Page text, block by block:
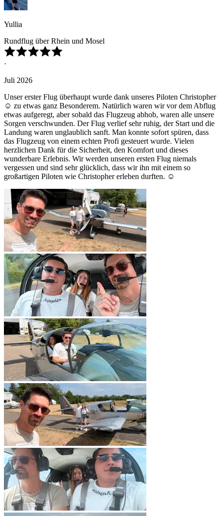
Yullia
Rundflug über Rhein und Mosel
·
Juli 2026
Unser erster Flug überhaupt wurde dank unseres Piloten Christopher
☺️ zu etwas ganz Besonderem. Natürlich waren wir vor dem Abflug
etwas aufgeregt, aber sobald das Flugzeug abhob, waren alle unsere
Sorgen verschwunden. Der Flug verlief sehr ruhig, der Start und die
Landung waren unglaublich sanft. Man konnte sofort spüren, dass
das Flugzeug von einem echten Profi gesteuert wurde. Vielen
herzlichen Dank für die Sicherheit, den Komfort und dieses
wunderbare Erlebnis. Wir werden unseren ersten Flug niemals
vergessen und sind sehr glücklich, dass wir ihn mit einem so
großartigen Piloten wie Christopher erleben durften. ☺️